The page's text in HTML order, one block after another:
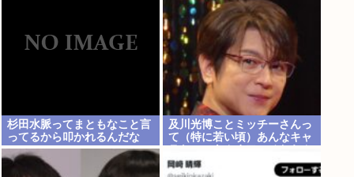
杉田水脈ってまともなこと言
ってるから叩かれるんだな
及川光博ことミッチーさんっ
て（特に若い頃）あんなキャ
よな、男でも